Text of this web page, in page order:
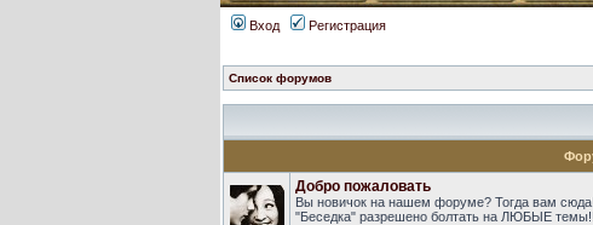
Вход Регистрация
Список форумов
Добро пожаловать
Вы новичок на нашем форуме? Тогда вам
"Беседка" разрешено болтать на ЛЮБЫЕ